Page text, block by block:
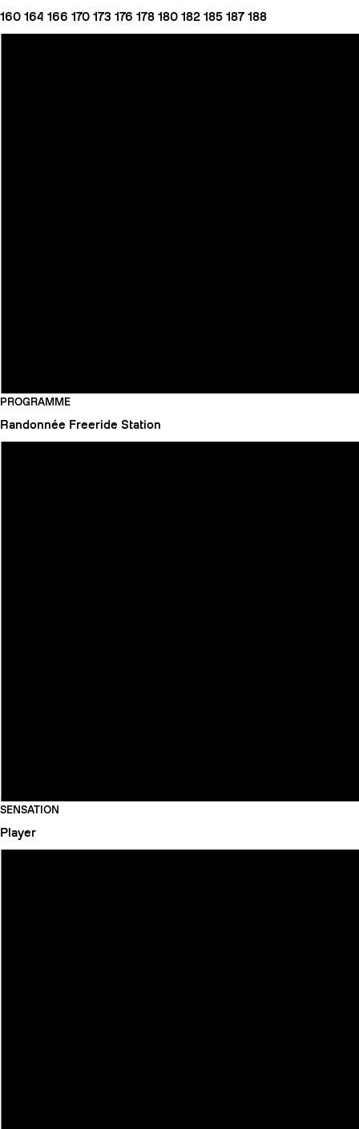
160 164 166 170 173 176 178 180 182 185 187 188
PROGRAMME
Randonnée Freeride Station
SENSATION
Player